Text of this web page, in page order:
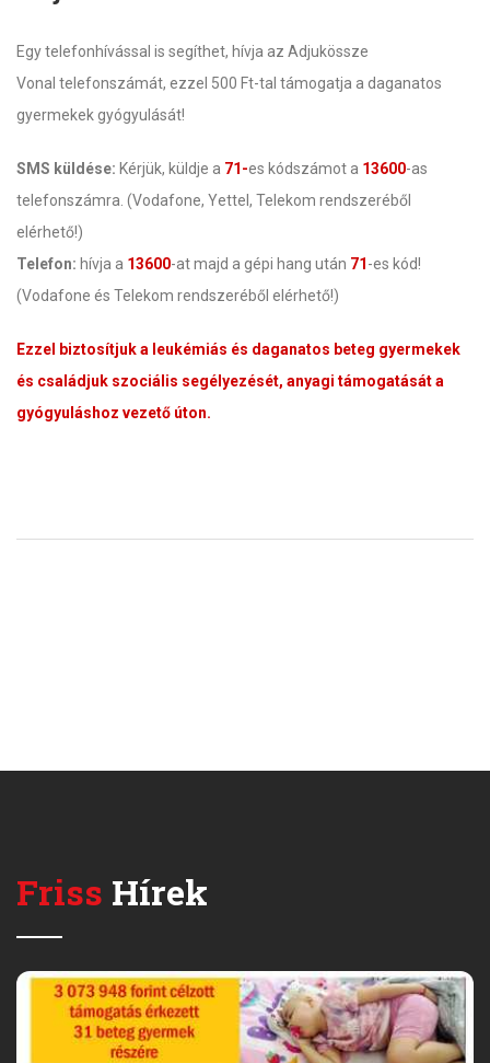
Egy telefonhívással is segíthet, hívja az Adjukössze
Vonal telefonszámát, ezzel 500 Ft-tal támogatja a daganatos
gyermekek gyógyulását!
SMS küldése: Kérjük, küldje a 71-es kódszámot a 13600-as
telefonszámra. (Vodafone, Yettel, Telekom rendszeréből
elérhető!)
Telefon: hívja a 13600-at majd a gépi hang után 71-es kód!
(Vodafone és Telekom rendszeréből elérhető!)
Ezzel biztosítjuk a leukémiás és daganatos beteg gyermekek
és családjuk szociális segélyezését, anyagi támogatását a
gyógyuláshoz vezető úton.
Friss Hírek